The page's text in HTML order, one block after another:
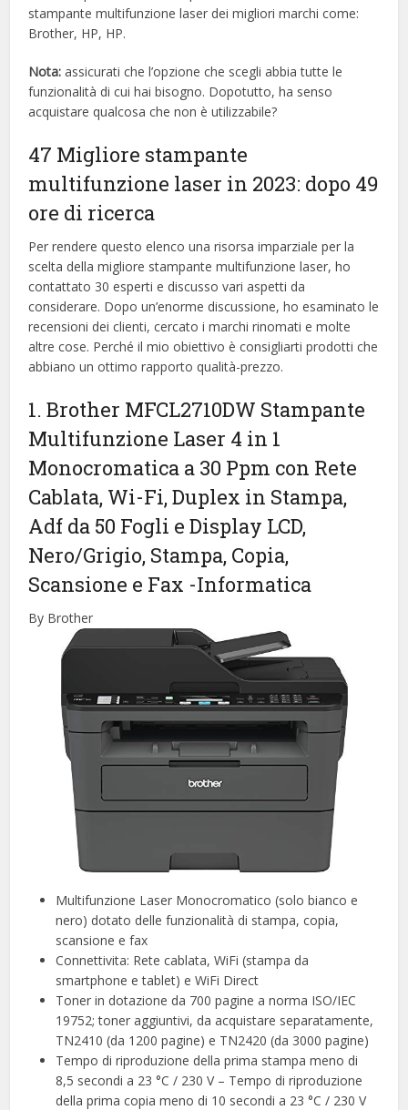
stampante multifunzione laser dei migliori marchi come:
Brother, HP, HP.
Nota: assicurati che l’opzione che scegli abbia tutte le
funzionalità di cui hai bisogno. Dopotutto, ha senso
acquistare qualcosa che non è utilizzabile?
47 Migliore stampante
multifunzione laser in 2023: dopo 49
ore di ricerca
Per rendere questo elenco una risorsa imparziale per la
scelta della migliore stampante multifunzione laser, ​​ho
contattato 30 esperti e discusso vari aspetti da
considerare. Dopo un’enorme discussione, ho esaminato le
recensioni dei clienti, cercato i marchi rinomati e molte
altre cose. Perché il mio obiettivo è consigliarti prodotti che
abbiano un ottimo rapporto qualità-prezzo.
1. Brother MFCL2710DW Stampante
Multifunzione Laser 4 in 1
Monocromatica a 30 Ppm con Rete
Cablata, Wi-Fi, Duplex in Stampa,
Adf da 50 Fogli e Display LCD,
Nero/Grigio, Stampa, Copia,
Scansione e Fax -Informatica
By Brother
Multifunzione Laser Monocromatico (solo bianco e
nero) dotato delle funzionalità di stampa, copia,
scansione e fax
Connettivita: Rete cablata, WiFi (stampa da
smartphone e tablet) e WiFi Direct
Toner in dotazione da 700 pagine a norma ISO/IEC
19752; toner aggiuntivi, da acquistare separatamente,
TN2410 (da 1200 pagine) e TN2420 (da 3000 pagine)
Tempo di riproduzione della prima stampa meno di
8,5 secondi a 23 °C / 230 V – Tempo di riproduzione
della prima copia meno di 10 secondi a 23 °C / 230 V